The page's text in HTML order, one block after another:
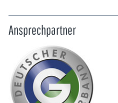
Ansprechpartner